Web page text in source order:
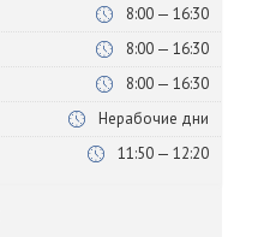
8:00 — 16:30
8:00 — 16:30
8:00 — 16:30
Нерабочие дни
11:50 — 12:20